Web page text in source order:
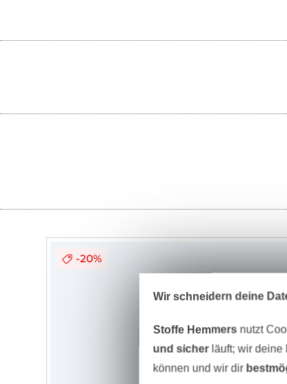
-20%
Wir schneidern deine
Stoffe Hemmers nutzt
und sicherläuft; wir deine
können und wir dir